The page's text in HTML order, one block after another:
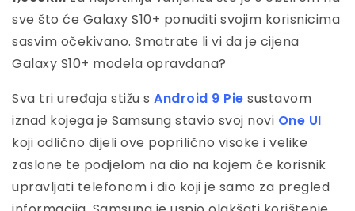
sve što će Galaxy S10+ ponuditi svojim korisnicima
sasvim očekivano. Smatrate li vi da je cijena
Galaxy S10+ modela opravdana?
Sva tri uređaja stižu s Android 9 Pie sustavom
iznad kojega je Samsung stavio svoj novi One UI
koji odlično dijeli ove poprilično visoke i velike
zaslone te podjelom na dio na kojem će korisnik
upravljati telefonom i dio koji je samo za pregled